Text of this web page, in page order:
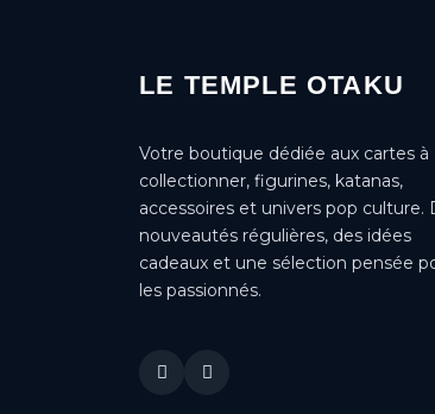
LE TEMPLE OTAKU
Votre boutique dédiée aux cartes à
collectionner, figurines, katanas,
accessoires et univers pop culture.
nouveautés régulières, des idées
cadeaux et une sélection pensée
les passionnés.